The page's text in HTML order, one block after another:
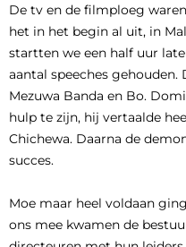
De tv en de filmploeg
het in het begin al uit, in
startten we een half uur
aantal speeches gehouden.
Mezuwa Banda en Bo.
hulp te zijn, hij vertaalde
Chichewa. Daarna de
succes.
Moe maar heel voldaan
ons mee kwamen de